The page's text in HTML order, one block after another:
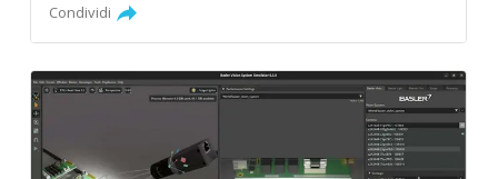
Condividi